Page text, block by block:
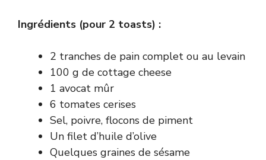
Ingrédients (pour 2 toasts) :
2 tranches de pain complet ou au levain
100 g de cottage cheese
1 avocat mûr
6 tomates cerises
Sel, poivre, flocons de piment
Un filet d’huile d’olive
Quelques graines de sésame